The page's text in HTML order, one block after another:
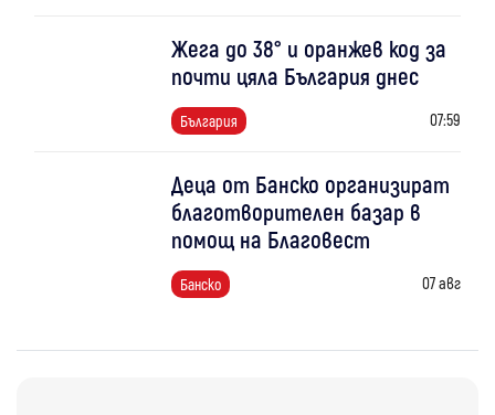
Жега до 38° и оранжев код за
почти цяла България днес
България 07:59
Деца от Банско организират
благотворителен базар в
помощ на Благовест
Банско 07 авг